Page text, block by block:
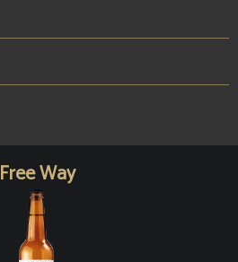
Free Way